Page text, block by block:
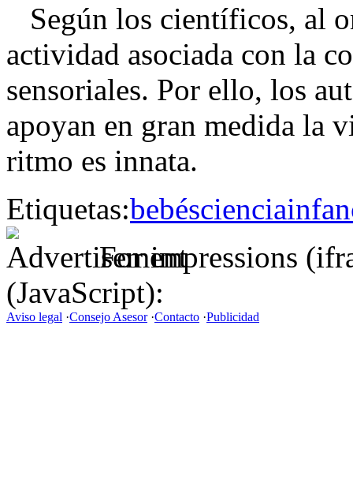
Según los científicos, al
actividad asociada con la
sensoriales. Por ello, los
apoyan en gran medida la
ritmo es innata.
Etiquetas:bebésciencia
For impressions
(JavaScript):
Aviso legal ·Consejo Asesor·Contacto ·Publicidad